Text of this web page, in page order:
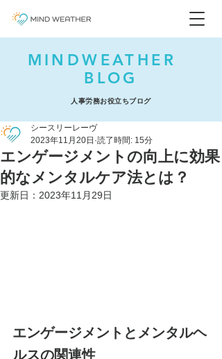
MINDWEATHER
BLOG
人事労務お役立ちブログ
エンゲージメントの向上に効果
的なメンタルケア法とは？
シースリーレーヴ
2023年11月20日 読了時間: 15分
更新日： 2023年11月29日
エンゲージメントとメンタルヘ
ルスの関連性